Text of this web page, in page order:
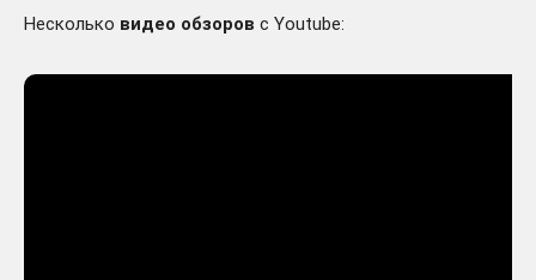
Несколько видео обзоров с Youtube: